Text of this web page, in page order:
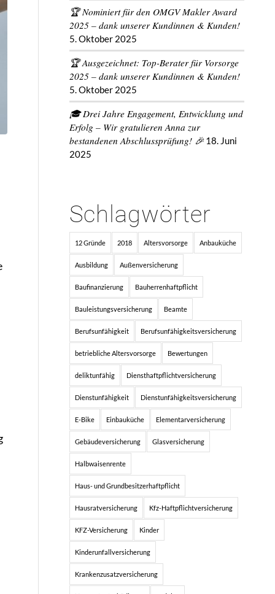
🏆 Nominiert für den OMGV Makler Award
2025 – dank unserer Kundinnen & Kunden!
5. Oktober 2025
🏆 Ausgezeichnet: Top-Berater für Vorsorge
2025 – dank unserer Kundinnen & Kunden!
5. Oktober 2025
🎓 Drei Jahre Engagement, Entwicklung und
Erfolg – Wir gratulieren Anna zur
bestandenen Abschlussprüfung! 🎉 18. Juni
2025
Schlagwörter
12 Gründe 2018 Altersvorsorge Anbauküche
Ausbildung Außenversicherung
Baufinanzierung Bauherrenhaftpflicht
Bauleistungsversicherung Beamte
Berufsunfähigkeit Berufsunfähigkeitsversicherung
betriebliche Altersvorsorge Bewertungen
deliktunfähig Diensthaftpflichtversicherung
Dienstunfähigkeit Dienstunfähigkeitsversicherung
E-Bike Einbauküche Elementarversicherung
Gebäudeversicherung Glasversicherung
Halbwaisenrente
Haus- und Grundbesitzerhaftpflicht
Hausratversicherung Kfz-Haftpflichtversicherung
KFZ-Versicherung Kinder
Kinderunfallversicherung
Krankenzusatzversicherung